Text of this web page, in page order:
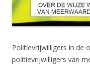
Politievrijwilligers in de
politievrijwilligers van